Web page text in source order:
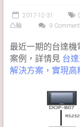
2017-12-31
凸輪
9
最近一期的台達
案例，詳情見台達
解決方案，實現高